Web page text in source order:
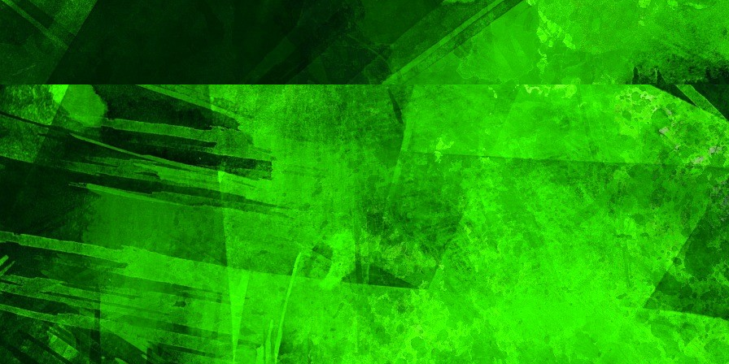
en Puebla
Capital
Pepe
MUNDO
Sacerdote de
Puebla se
MUNDO PORTADA
Aún